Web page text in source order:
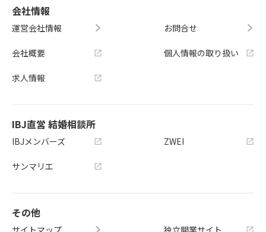
会社情報
運営会社情報
会社概要
求人情報
お問合せ
個人情報の取り扱い
IBJ直営 結婚相談所
IBJメンバーズ
サンマリエ
ZWEI
その他
サイトマップ
独立開業サイト